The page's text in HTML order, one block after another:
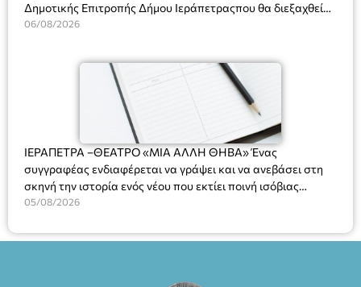
Δημοτικής Επιτροπής Δήμου Ιεράπετραςπου θα διεξαχθεί
στο Δημοτικό Κατάστημα, Δημοκρατίας 31 στην αίθουσα
και λήψη αποφάσεων στα παρακάτω θέματα:
06/08/2026
ΙΕΡΑΠΕΤΡΑ –ΘΕΑΤΡΟ «ΜΙΑ ΑΛΛΗ ΘΗΒΑ» Ένας
συγγραφέας ενδιαφέρεται να γράψει και να ανεβάσει στη
σκηνή την ιστορία ενός νέου που εκτίει ποινή ισόβιας
κάθειρξης για πατροκτονία. Ένα πολυβραβευμένο έργο για
ασθένεια, τον ερωτισμό. Ένα έργο αινιγματικό, συγκινητικό,
05/08/2026